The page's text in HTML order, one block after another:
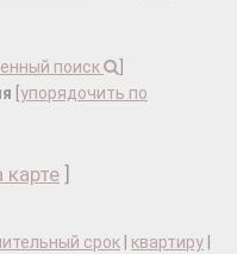
поиск
упорядочить по
карте
срок квартиру